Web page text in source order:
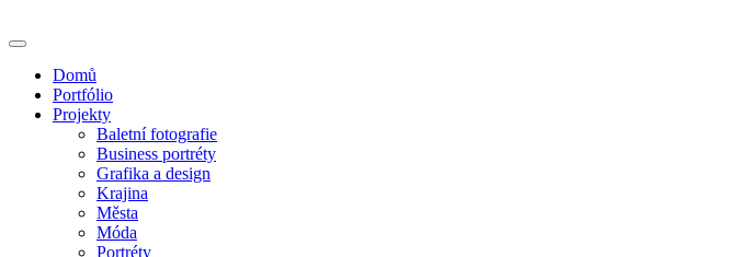
to
Domů
Portfólio
Projekty
Baletní fotografie
Business portréty
Grafika a design
Krajina
Města
Móda
Portréty